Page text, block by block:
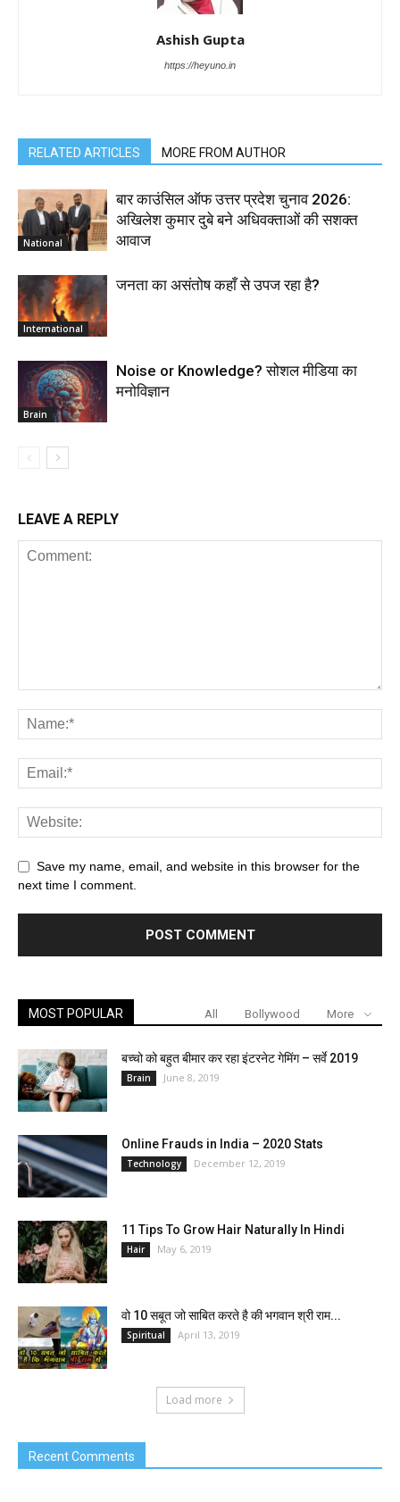
Ashish Gupta
https://heyuno.in
RELATED ARTICLES MORE FROM AUTHOR
National
बार काउंसिल ऑफ उत्तर प्रदेश चुनाव 2026:
अखिलेश कुमार दुबे बने अधिवक्ताओं की सशक्त
आवाज
International
जनता का असंतोष कहाँ से उपज रहा है?
Brain
Noise or Knowledge? सोशल मीडिया का
मनोविज्ञान
LEAVE A REPLY
Save my name, email, and website in this browser for the
next time I comment.
MOST POPULAR All Bollywood More
बच्चो को बहुत बीमार कर रहा इंटरनेट गेमिंग – सर्वे 2019
Brain June 8, 2019
Online Frauds in India – 2020 Stats
Technology December 12, 2019
11 Tips To Grow Hair Naturally In Hindi
Hair May 6, 2019
वो 10 सबूत जो साबित करते है की भगवान श्री राम...
Spiritual April 13, 2019
Load more
Recent Comments